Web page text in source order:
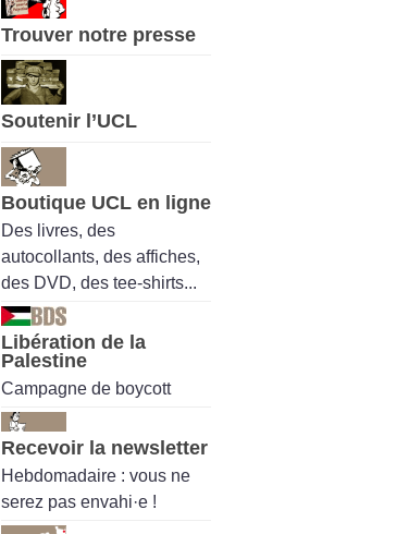
Trouver notre presse
Soutenir l’UCL
Boutique UCL en ligne
Des livres, des
autocollants, des affiches,
des DVD, des tee-shirts...
Libération de la
Palestine
Campagne de boycott
Recevoir la newsletter
Hebdomadaire : vous ne
serez pas envahi·e !